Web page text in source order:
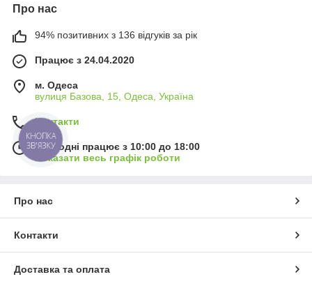
Про нас
94% позитивних з 136 відгуків за рік
Працює з 24.04.2020
м. Одеса
вулиця Базова, 15, Одеса, Україна
Контакти
Сьогодні працює з 10:00 до 18:00
Показати весь графік роботи
Про нас
Контакти
Доставка та оплата
КНОПКА
ЗВ'ЯЗКУ